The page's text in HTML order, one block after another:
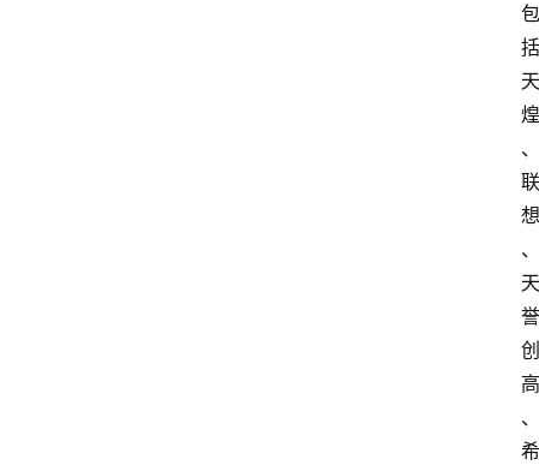
包
括
天
煌
、
联
想
、
天
誉
创
高
、
希